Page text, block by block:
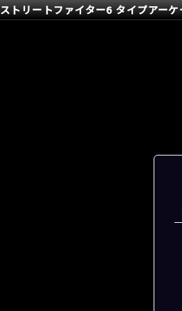
ストリートファイター6 タイプアー